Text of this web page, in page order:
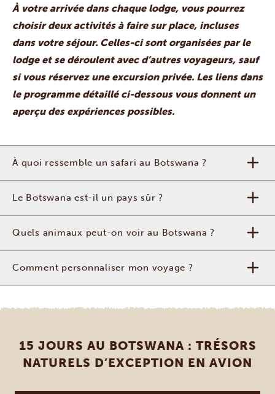
À votre arrivée dans chaque lodge, vous pourrez
choisir deux activités à faire sur place, incluses
dans votre séjour. Celles-ci sont organisées par le
lodge et se déroulent avec d’autres voyageurs, sauf
si vous réservez une excursion privée. Les liens dans
le programme détaillé ci-dessous vous donnent un
aperçu des expériences possibles.
À quoi ressemble un safari au Botswana ?
Le Botswana est-il un pays sûr ?
Quels animaux peut-on voir au Botswana ?
Comment personnaliser mon voyage ?
15 JOURS AU BOTSWANA : TRÉSORS
NATURELS D’EXCEPTION EN AVION